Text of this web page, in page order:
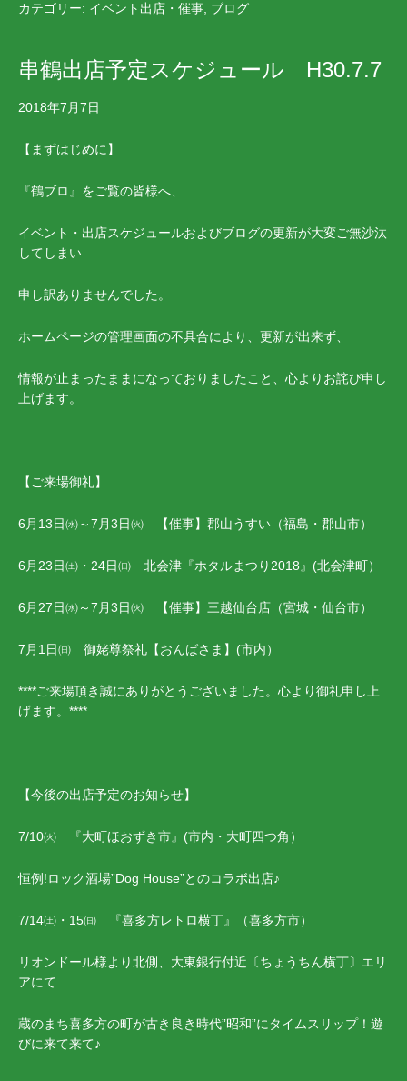
カテゴリー: イベント出店・催事 ブログ
串鶴出店予定スケジュール H30.7.7
2018年7月7日
【まずはじめに】
『鶴ブロ』をご覧の皆様へ、
イベント・出店スケジュールおよびブログの更新が大変ご無沙汰
してしまい
申し訳ありませんでした。
ホームページの管理画面の不具合により、更新が出来ず、
情報が止まったままになっておりましたこと、心よりお詫び申し
上げます。
【ご来場御礼】
6月13日㈬～7月3日㈫ 【催事】郡山うすい（福島・郡山市）
6月23日㈯・24日㈰ 北会津『ホタルまつり2018』(北会津町）
6月27日㈬～7月3日㈫ 【催事】三越仙台店（宮城・仙台市）
7月1日㈰ 御姥尊祭礼【おんばさま】(市内）
****ご来場頂き誠にありがとうございました。心より御礼申し上
げます。****
【今後の出店予定のお知らせ】
7/10㈫ 『大町ほおずき市』(市内・大町四つ角）
恒例!ロック酒場”Dog House”とのコラボ出店♪
7/14㈯・15㈰ 『喜多方レトロ横丁』（喜多方市）
リオンドール様より北側、大東銀行付近〔ちょうちん横丁〕エリ
アにて
蔵のまち喜多方の町が古き良き時代”昭和”にタイムスリップ！遊
びに来て来て♪